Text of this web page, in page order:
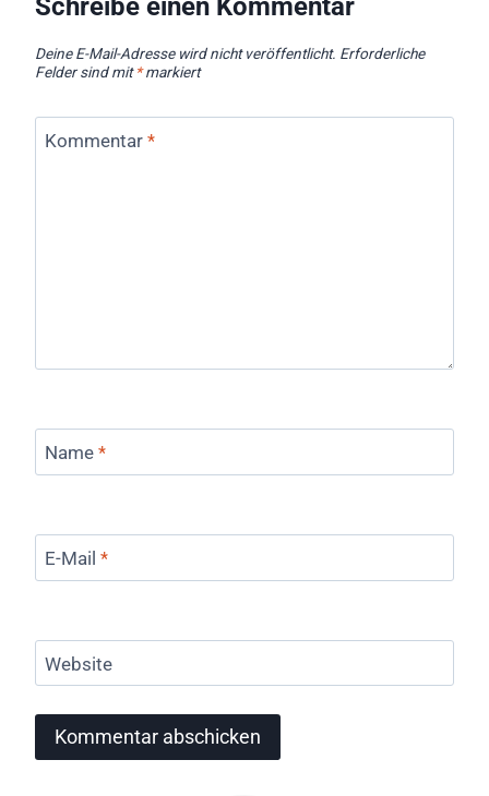
Schreibe einen Kommentar
Deine E-Mail-Adresse wird nicht veröffentlicht. Erforderliche
Felder sind mit*markiert
Kommentar *
Name *
E-Mail *
Website